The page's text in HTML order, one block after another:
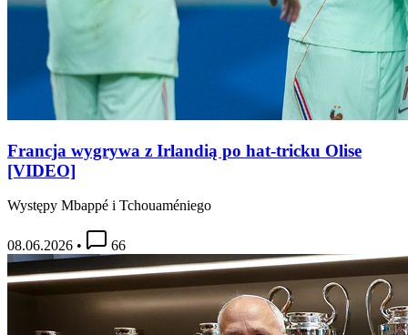
Francja wygrywa z Irlandią po hat-tricku Olise
[VIDEO]
Występy Mbappé i Tchouaméniego
08.06.2026 • 66